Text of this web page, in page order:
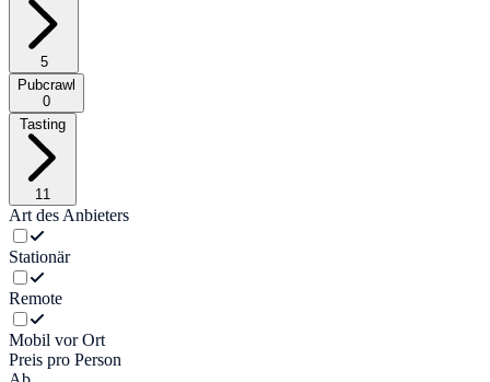
5
Pubcrawl
0
11
Art des Anbieters
Stationär
Remote
Mobil vor Ort
Preis pro Person